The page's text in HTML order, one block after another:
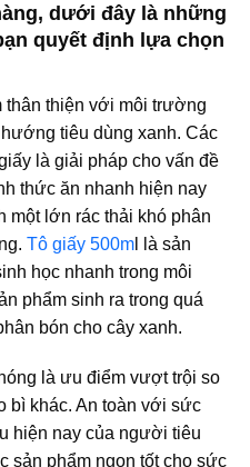
dưới đây là những
quyết định lựa chọn
thiện với môi trường
tiêu dùng xanh. Các
là giải pháp cho vấn đề
thức ăn nhanh hiện nay
một lớn rác thải khó phân
Tô giấy 500m l là sản
học nhanh trong môi
phẩm sinh ra trong quá
bón cho cây xanh.
là ưu điểm vượt trội so
bì khác. An toàn với sức
hiện nay của người tiêu
sản phẩm ngon tốt cho sức